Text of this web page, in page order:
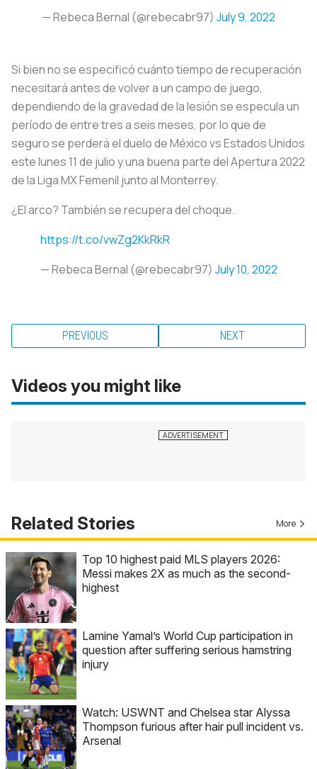
— Rebeca Bernal (@rebecabr97) July 9, 2022
Si bien no se especificó cuánto tiempo de recuperación
necesitará antes de volver a un campo de juego,
dependiendo de la gravedad de la lesión se especula un
período de entre tres a seis meses, por lo que de
seguro se perderá el duelo de México vs Estados Unidos
este lunes 11 de julio y una buena parte del Apertura 2022
de la Liga MX Femenil junto al Monterrey.
¿El arco? También se recupera del choque.
https://t.co/vwZg2KkRkR
— Rebeca Bernal (@rebecabr97) July 10, 2022
PREVIOUS NEXT
Videos you might like
Related Stories More
Top 10 highest paid MLS players 2026:
Messi makes 2X as much as the second-
highest
Lamine Yamal’s World Cup participation in
question after suffering serious hamstring
injury
Watch: USWNT and Chelsea star Alyssa
Thompson furious after hair pull incident vs.
Arsenal